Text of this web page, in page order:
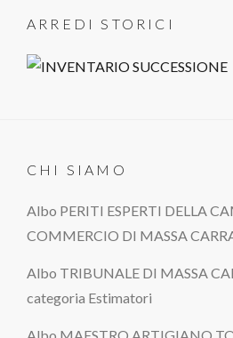
ARREDI STORICI
CHI SIAMO
Albo PERITI ESPERTI DELLA
COMMERCIO DI MASSA
Albo TRIBUNALE DI MASSA
categoria Estimatori
Albo MAESTRO ARTIGIANO